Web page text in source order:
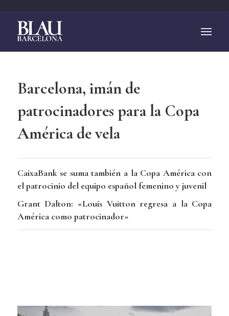
Barcelona, imán de
patrocinadores para la Copa
América de vela
CaixaBank se suma también a la Copa América con
el patrocinio del equipo español femenino y juvenil
Grant Dalton: «Louis Vuitton regresa a la Copa
América como patrocinador»